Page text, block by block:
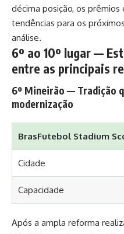
décima posição, os prêmios
tendências para os
análise.
6º ao 10º lugar —
entre as principais
6º Mineirão — Tradição
modernização
BrasFutebol Stadium
Cidade
Capacidade
Após a ampla reforma